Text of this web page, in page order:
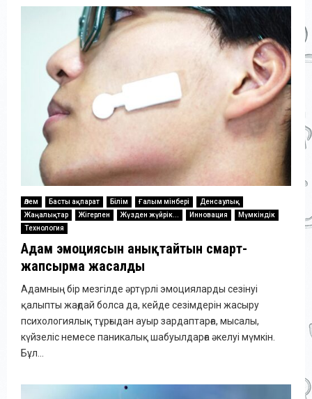
Әлем Басты ақпарат Білім Ғалым мінбері
Денсаулық
Жаңалықтар
Жігерлен Жүзден жүйрік... Инновация
Мүмкіндік
Технология
Адам эмоциясын анықтайтын смарт-
жапсырма жасалды
Адамның бір мезгілде әртүрлі эмоцияларды сезінуі
қалыпты жағдай болса да, кейде сезімдерін жасыру
психологиялық тұрғыдан ауыр зардаптарға, мысалы,
күйзеліс немесе паникалық шабуылдарға әкелуі мүмкін.
Бұл...